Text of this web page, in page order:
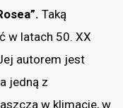
Taką
w latach 50. XX
autorem jest
jedną z
w klimacie, w